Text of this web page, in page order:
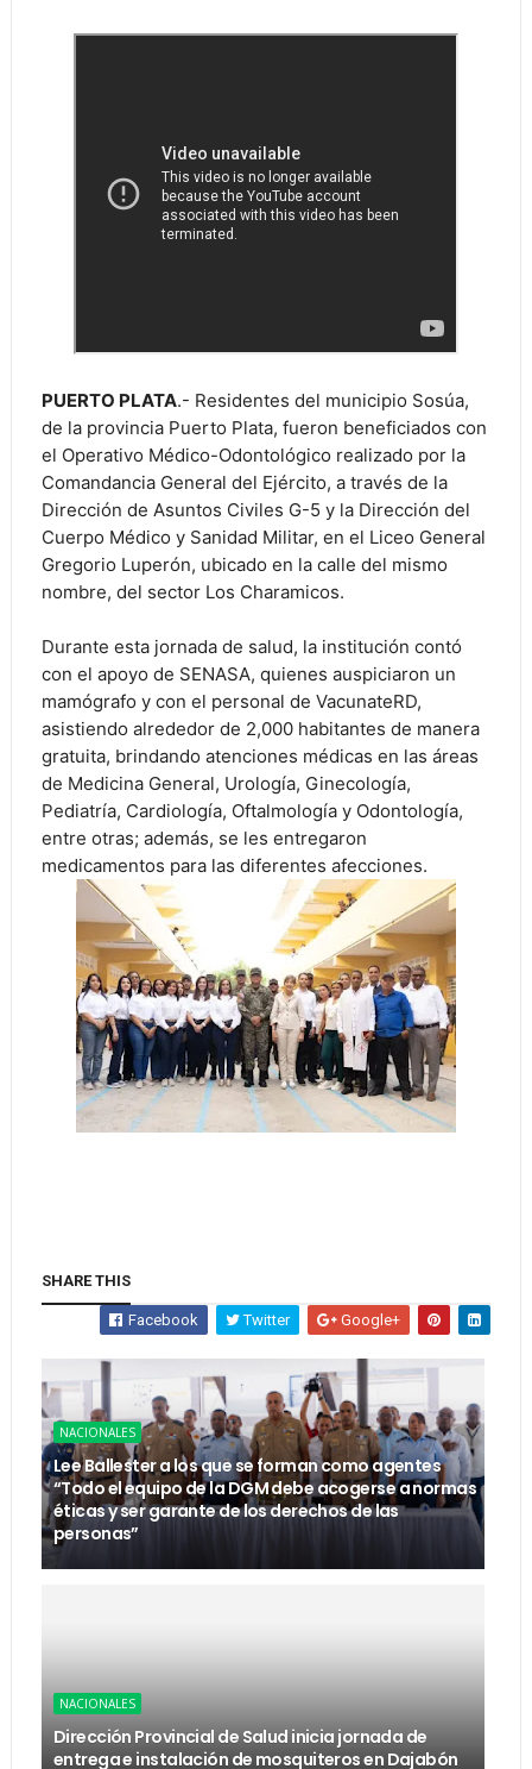
PUERTO PLATA.- Residentes del municipio Sosúa,
de la provincia Puerto Plata, fueron beneficiados con
el Operativo Médico-Odontológico realizado por la
Comandancia General del Ejército, a través de la
Dirección de Asuntos Civiles G-5 y la Dirección del
Cuerpo Médico y Sanidad Militar, en el Liceo General
Gregorio Luperón, ubicado en la calle del mismo
nombre, del sector Los Charamicos.
Durante esta jornada de salud, la institución contó
con el apoyo de SENASA, quienes auspiciaron un
mamógrafo y con el personal de VacunateRD,
asistiendo alrededor de 2,000 habitantes de manera
gratuita, brindando atenciones médicas en las áreas
de Medicina General, Urología, Ginecología,
Pediatría, Cardiología, Oftalmología y Odontología,
entre otras; además, se les entregaron
medicamentos para las diferentes afecciones.
SHARE THIS
Facebook Twitter Google+
NACIONALES
Lee Ballester a los que se forman como agentes
“Todo el equipo de la DGM debe acogerse a normas
éticas y ser garante de los derechos de las
personas”
NACIONALES
Dirección Provincial de Salud inicia jornada de
entrega e instalación de mosquiteros en Dajabón